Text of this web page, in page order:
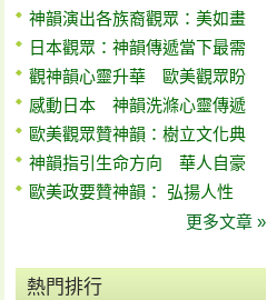
神韻演出各族裔觀眾：美如畫
日本觀眾：神韻傳遞當下最需
觀神韻心靈升華 歐美觀眾盼
感動日本 神韻洗滌心靈傳遞
歐美觀眾贊神韻：樹立文化典
神韻指引生命方向 華人自豪
歐美政要贊神韻： 弘揚人性
更多文章 »
熱門排行